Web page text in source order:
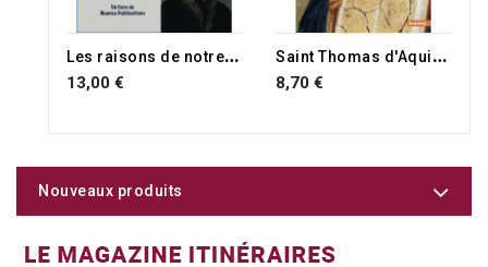
L
es raisons de notre espérance
13,00 €
S
aint Thomas d'Aquin et la théologie
8,70 €
Nouveaux produits